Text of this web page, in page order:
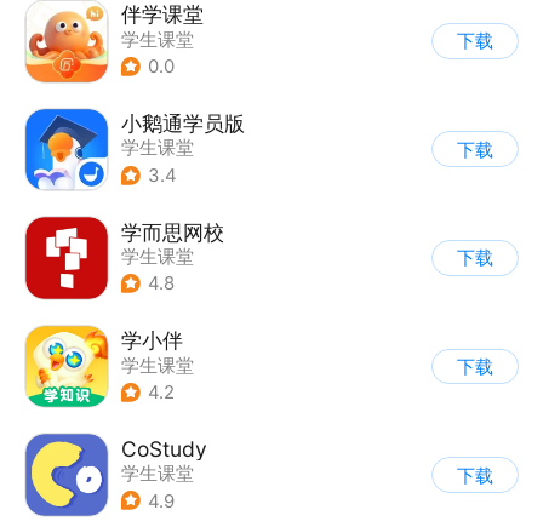
伴学课堂
学生课堂
0.0
下载
小鹅通学员版
学生课堂
3.4
下载
学而思网校
学生课堂
4.8
下载
学小伴
学生课堂
4.2
下载
CoStudy
学生课堂
4.9
下载